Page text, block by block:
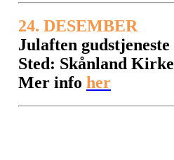
24. DESEMBER
Julaften gudstjeneste
Sted: Skånland Kirke
Mer info her